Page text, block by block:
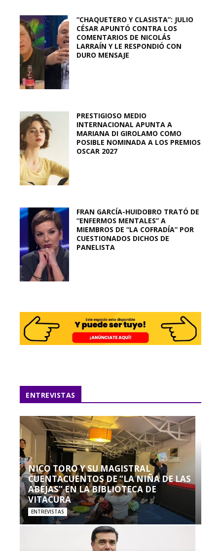
“CHAQUETERO Y CLASISTA”: JULIO
CÉSAR APUNTÓ CONTRA LOS
COMENTARIOS DE NICOLÁS
LARRAÍN Y LE RESPONDIÓ CON
DURO MENSAJE
PRESTIGIOSO MEDIO
INTERNACIONAL APUNTA A
MARIANA DI GIROLAMO COMO
POSIBLE NOMINADA A LOS PREMIOS
OSCAR 2027
FRAN GARCÍA-HUIDOBRO TRATÓ DE
“ENFERMOS MENTALES” A
MIEMBROS DE “LA COFRADÍA” POR
CUESTIONADOS DICHOS DE
PANELISTA
ENTREVISTAS
NICO TORO Y SU MAGISTRAL
CUENTACUENTOS DE “LA NIÑA DE LAS
ABEJAS” EN LA BIBLIOTECA DE
VITACURA
ENTREVISTAS